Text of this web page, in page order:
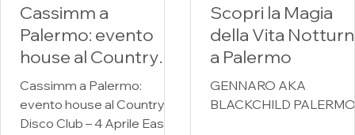
Cassimm a
Palermo: evento
house al Country
Disco Club – 4
Aprile Easter
Edition
Cassimm a Palermo:
evento house al Country
Disco Club – 4 Aprile Easter
Scopri la Magia
della Vita
a Palermo
GENNARO AKA
BLACKCHILD PALERMO